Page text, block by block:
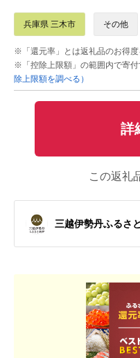
兵庫県 三木市 その他
※「還元率」とは返礼品のお得度
※「控除上限額」の範囲内で寄
除上限額を調べる）
詳
この返礼
三越伊勢丹ふるさ